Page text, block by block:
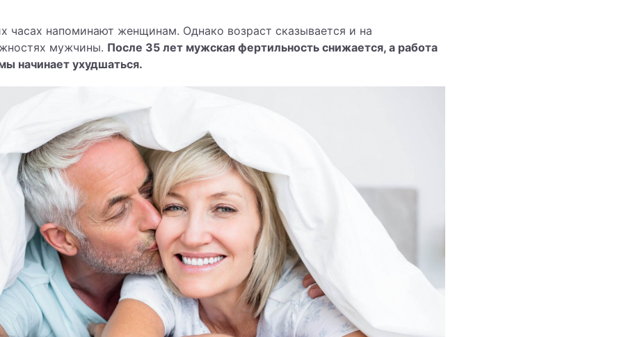
часах напоминают женщинам. Однако возраст сказывается и на
мужчины. После 35 лет мужская фертильность снижается, а работа
начинает ухудшаться.